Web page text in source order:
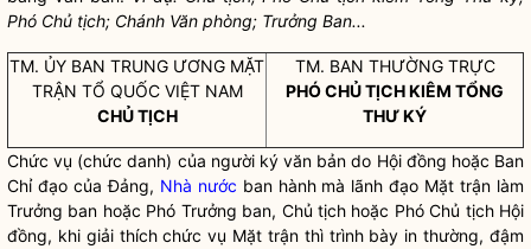
Phó Chủ tịch; Chánh Văn phòng; Trưởng Ban...
TM. ỦY BAN TRUNG ƯƠNG MẶT
TRẬN TỔ QUỐC VIỆT NAM
CHỦ TỊCH
TM. BAN THƯỜNG TRỰC
PHÓ CHỦ TỊCH KIÊM TỔNG
THƯ KÝ
Chức vụ (chức danh) của người ký văn bản do Hội đồng hoặc Ban
Chỉ đạocủa Đảng, Nhà nước ban hành mà lãnh đạo Mặt trận làm
Trưởng ban hoặc Phó Trưởng ban, Chủ tịch hoặc Phó Chủ tịch Hội
đồng, khi giải thích chức vụ Mặt trận thì trình bày in thường, đậm